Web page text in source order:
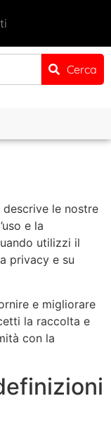
Cerca
le nostre
e la
utilizzi il
privacy e su
e migliorare
la raccolta e
con la